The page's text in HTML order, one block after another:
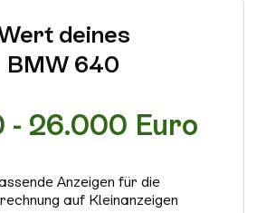
deines
BMW 640
- 26.000 Euro
Anzeigen für die
auf Kleinanzeigen